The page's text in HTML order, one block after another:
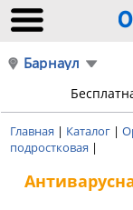
Барнаул
Главная | Каталог |
подростковая |